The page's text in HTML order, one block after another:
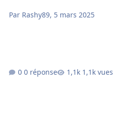
Par Rashy89, 5 mars 2025
0 réponse 1,1k vues